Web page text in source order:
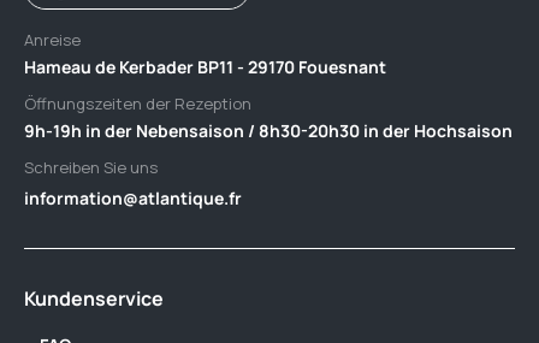
Anreise
Hameau de Kerbader BP11 - 29170 Fouesnant
Öffnungszeiten der Rezeption
9h-19h in der Nebensaison / 8h30-20h30 in der Hochsaison
Schreiben Sie uns
information@atlantique.fr
Kundenservice